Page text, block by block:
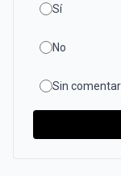
Sí
No
Sin